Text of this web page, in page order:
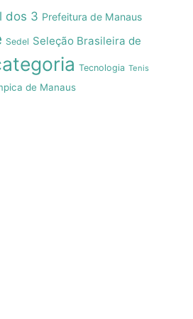
dos 3 Prefeitura de Manaus
Sedel Seleção Brasileira de
Tecnologia Tenis
de Manaus